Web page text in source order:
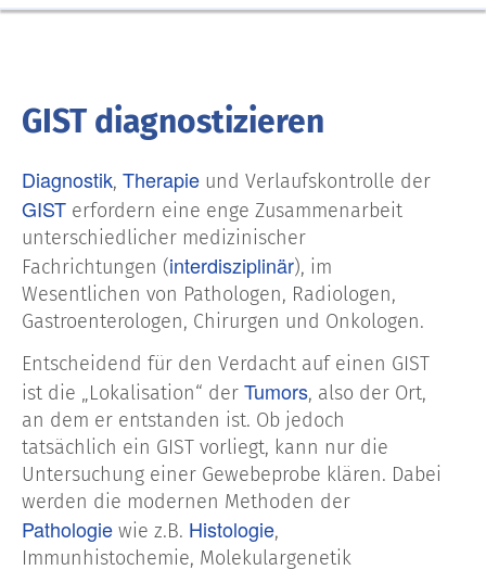
GIST diagnostizieren
Diagnostik, Therapie und Verlaufskontrolle der
GIST erfordern eine enge Zusammenarbeit
unterschiedlicher medizinischer
Fachrichtungen (interdisziplinär), im
Wesentlichen von Pathologen, Radiologen,
Gastroenterologen, Chirurgen und Onkologen.
Entscheidend für den Verdacht auf einen GIST
ist die „Lokalisation“ der Tumors, also der Ort,
an dem er entstanden ist. Ob jedoch
tatsächlich ein GIST vorliegt, kann nur die
Untersuchung einer Gewebeprobe klären. Dabei
werden die modernen Methoden der
Pathologie wie z.B. Histologie,
Immunhistochemie, Molekulargenetik